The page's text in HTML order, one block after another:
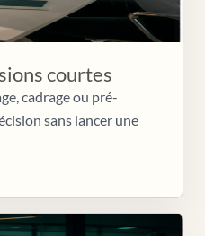
courtes
cadrage ou pré-
sans lancer une